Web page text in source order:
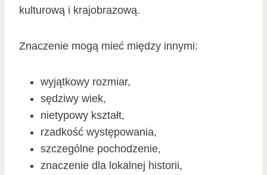
kulturową i krajobrazową.
Znaczenie mogą mieć między innymi:
wyjątkowy rozmiar,
sędziwy wiek,
nietypowy kształt,
rzadkość występowania,
szczególne pochodzenie,
znaczenie dla lokalnej historii,